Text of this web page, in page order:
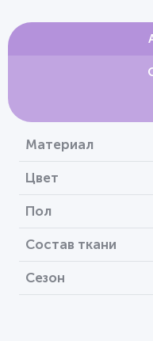
Материал
Цвет
Пол
Состав ткани
Сезон